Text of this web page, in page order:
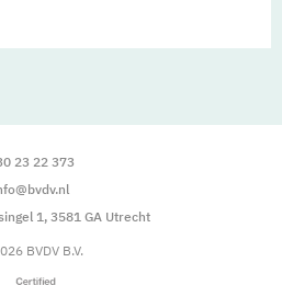
23 22 373
1, 3581 GA Utrecht
BVDV B.V.